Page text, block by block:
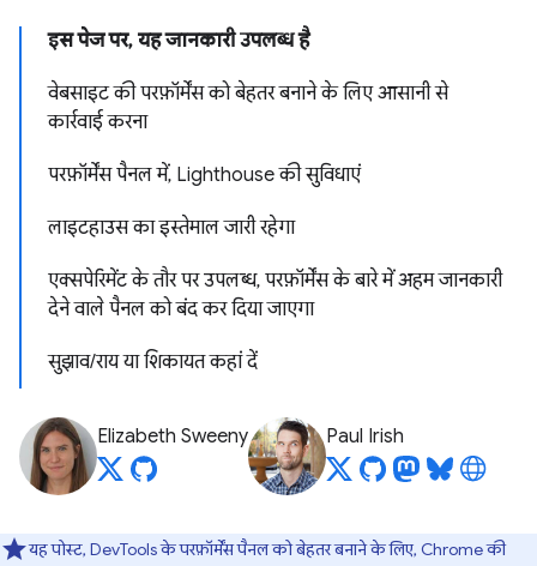
इस पेज पर, यह जानकारी उपलब्ध है
वेबसाइट की परफ़ॉर्मेंस को बेहतर बनाने के लिए आसानी से
कार्रवाई करना
परफ़ॉर्मेंस पैनल में, Lighthouse की सुविधाएं
लाइटहाउस का इस्तेमाल जारी रहेगा
एक्सपेरिमेंट के तौर पर उपलब्ध, परफ़ॉर्मेंस के बारे में अहम जानकारी
देने वाले पैनल को बंद कर दिया जाएगा
सुझाव/राय या शिकायत कहां दें
Elizabeth Sweeny Paul Irish
यह पोस्ट, DevTools के परफ़ॉर्मेंस पैनल को बेहतर बनाने के लिए, Chrome की